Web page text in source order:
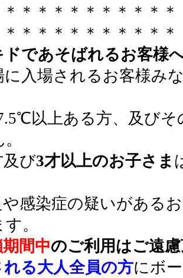
＊＊＊＊＊＊＊＊＊＊
＊＊＊＊＊＊＊＊＊＊
ドであそばれるお客様
に入場されるお客様み
以上ある方、及びそ
及び3才以上のお子さま
や感染症の疑いがある
。
間中のご利用はご遠
れる大人全員の方にボ